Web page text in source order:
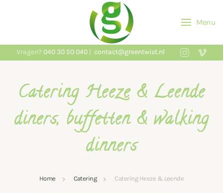
Skip to main content
Menu
Vragen?040 30 50 040| contact@greentwist.nl
Catering Heeze & Leende
diners, buffetten & walking
dinners
Home Catering Catering Heeze & Leende